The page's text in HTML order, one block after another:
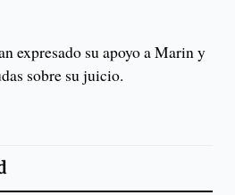
expresado su apoyo a Marin y
sobre su juicio.